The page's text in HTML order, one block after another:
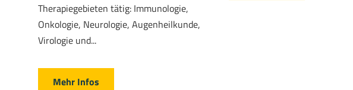
Therapiegebieten tätig: Immunologie,
Onkologie, Neurologie, Augenheilkunde,
Virologie und...
Mehr Infos